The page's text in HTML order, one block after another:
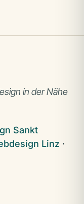
in der Nähe
Sankt
Linz ·